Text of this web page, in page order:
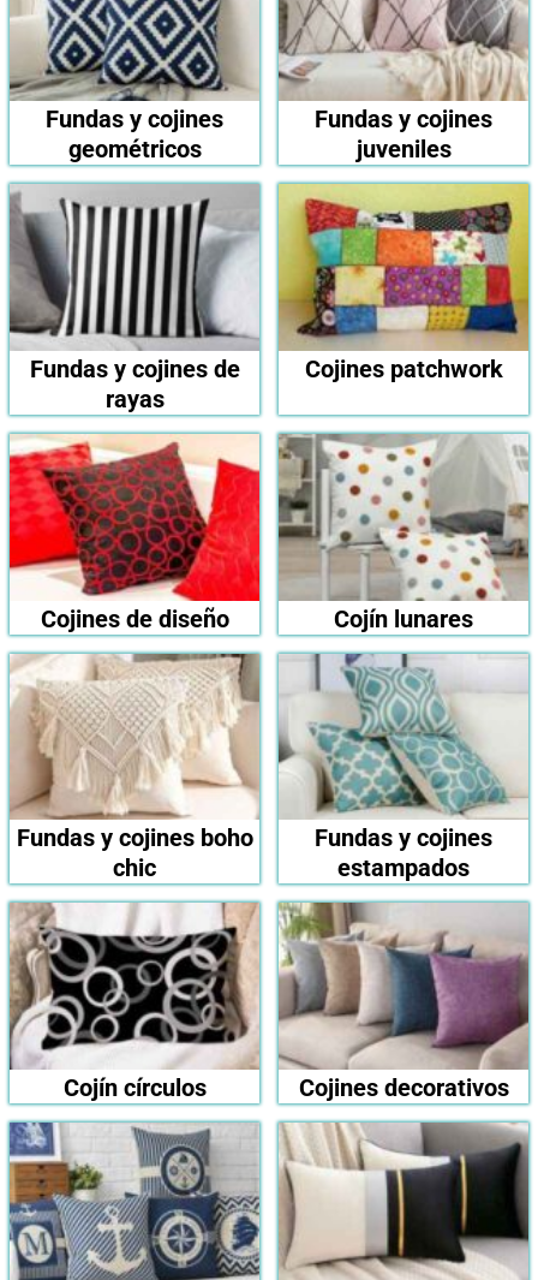
Fundas y cojines
geométricos
Fundas y cojines
juveniles
Fundas y cojines de
rayas
Cojines patchwork
Cojines de diseño Cojín lunares
Fundas y cojines boho
chic
Fundas y cojines
estampados
Cojín círculos Cojines decorativos